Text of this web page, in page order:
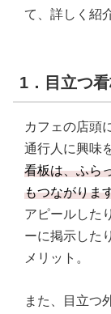
て、詳しく紹
1．目立つ
カフェの店頭
通行人に興味
看板は、ふら
もつながりま
アピールした
ーに掲示した
メリット。
また、目立つ